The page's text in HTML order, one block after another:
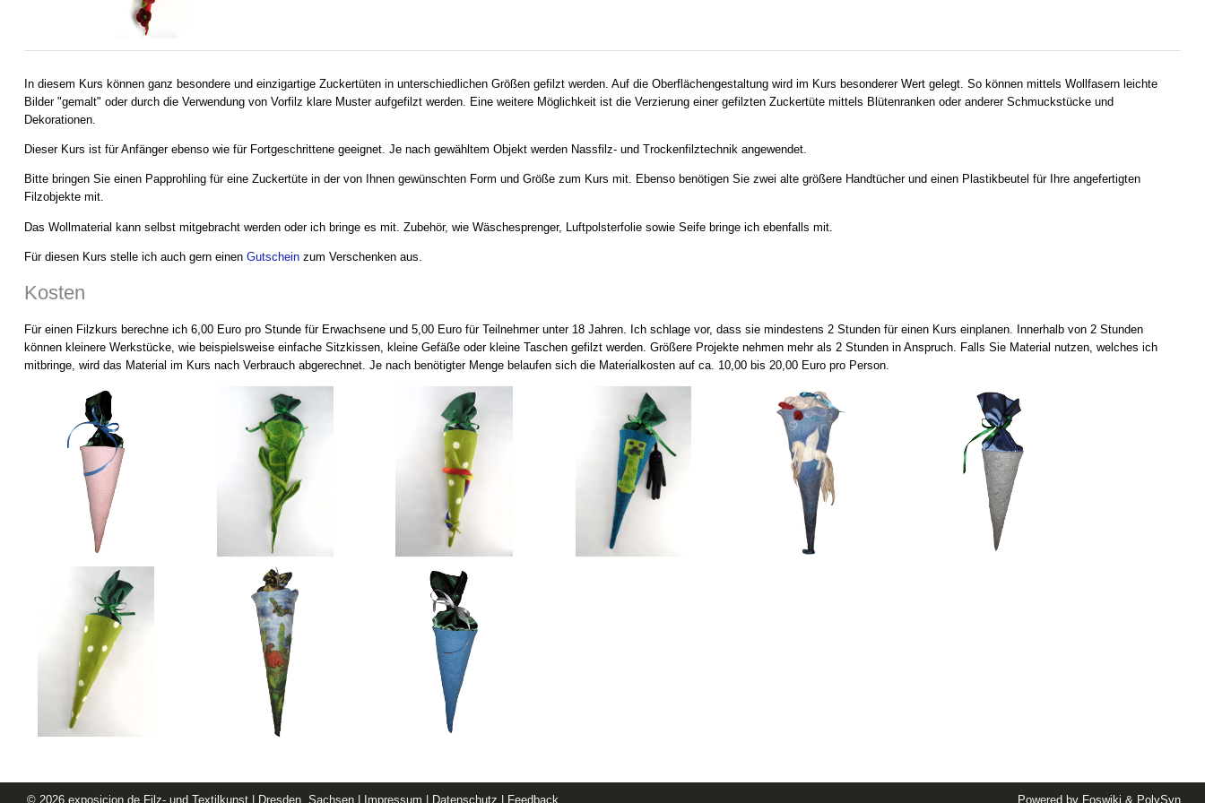
In diesem Kurs können ganz besondere und einzigartige Zuckertüten in unterschiedlichen Größen gefilzt werden. Auf die Oberflächengestaltung wird im Kurs besonderer Wert gelegt. So können mittels Wollfasern leichte
Bilder "gemalt" oder durch die Verwendung von Vorfilz klare Muster aufgefilzt werden. Eine weitere Möglichkeit ist die Verzierung einer gefilzten Zuckertüte mittels Blütenranken oder anderer Schmuckstücke und
Dekorationen.
Dieser Kurs ist für Anfänger ebenso wie für Fortgeschrittene geeignet. Je nach gewähltem Objekt werden Nassfilz- und Trockenfilztechnik angewendet.
Bitte bringen Sie einen Papprohling für eine Zuckertüte in der von Ihnen gewünschten Form und Größe zum Kurs mit. Ebenso benötigen Sie zwei alte größere Handtücher und einen Plastikbeutel für Ihre angefertigten
Filzobjekte mit.
Das Wollmaterial kann selbst mitgebracht werden oder ich bringe es mit. Zubehör, wie Wäschesprenger, Luftpolsterfolie sowie Seife bringe ich ebenfalls mit.
Für diesen Kurs stelle ich auch gern einen Gutscheinzum Verschenken aus.
Kosten
Für einen Filzkurs berechne ich 6,00 Euro pro Stunde für Erwachsene und 5,00 Euro für Teilnehmer unter 18 Jahren. Ich schlage vor, dass sie mindestens 2 Stunden für einen Kurs einplanen. Innerhalb von 2 Stunden
können kleinere Werkstücke, wie beispielsweise einfache Sitzkissen, kleine Gefäße oder kleine Taschen gefilzt werden. Größere Projekte nehmen mehr als 2 Stunden in Anspruch. Falls Sie Material nutzen, welches ich
mitbringe, wird das Material im Kurs nach Verbrauch abgerechnet. Je nach benötigter Menge belaufen sich die Materialkosten auf ca. 10,00 bis 20,00 Euro pro Person.
Powered by Foswiki & PolySyn
© 2026 exposicion.de Filz- und Textilkunst | Dresden, Sachsen | Impressum Datenschutz Feedback